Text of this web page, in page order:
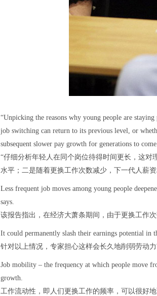
“Unpicking the reasons why young people are
job switching can return to its previous level, or
subsequent slower pay growth for generations to
“仔细分析年轻人在同个岗位待得时间更长，这
水平；二是随着更换工作次数减少，下一代人薪
Less frequent job moves among young people
says.
该报告指出，在经济大萧条期间，由于更换工作
It could permanently slash their earnings potential in
针对以上情况，专家担心这样会长久地削弱劳动
Job mobility – the frequency at which people move
growth.
工作流动性，即人们更换工作的频率，可以很好